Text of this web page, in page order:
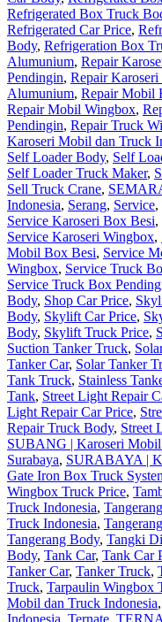
Refrigerated Box Truck
Refrigerated Car Price,
Body, Refrigeration Box
Alumunium, Repair
Pendingin, Repair
Alumunium, Repair Mobil
Repair Mobil Wingbox,
Pendingin, Repair Truck
Karoseri Mobil dan Truck
Self Loader Body, Self
Self Loader Truck Maker,
Sell Truck Crane,
Indonesia, Serang, Service,
Service Karoseri Box Besi,
Service Karoseri Wingbox,
Mobil Box Besi, Service
Wingbox, Service Truck
Service Truck Box
Body, Shop Car Price,
Body, Skylift Car Price,
Body, Skylift Truck Price,
Suction Tanker Truck,
Tanker Car, Solar Tanker
Tank Truck, Stainless
Tank, Street Light Repair
Light Repair Car Price,
Repair Truck Body, Street
SUBANG | Karoseri Mobil
Surabaya, SURABAYA |
Gate Iron Box Truck
Wingbox Truck Price,
Truck Indonesia, Tangerang
Truck Indonesia,
Tangerang Body, Tangki
Body, Tank Car, Tank Car
Tanker Car, Tanker Truck,
Truck, Tarpaulin Wingbox
Mobil dan Truck Indonesia,
Indonesia Ternate